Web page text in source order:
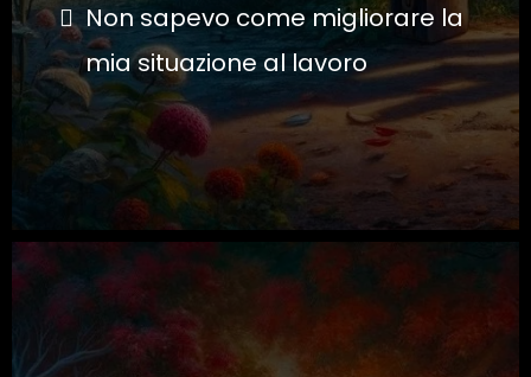
Non sapevo come migliorare la
mia situazione al lavoro